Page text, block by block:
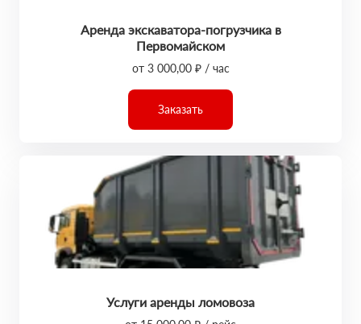
Аренда экскаватора-погрузчика в
Первомайском
от 3 000,00 ₽ / час
Заказать
Услуги аренды ломовоза